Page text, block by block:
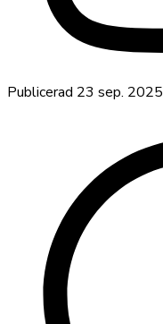
Publicerad 23 sep. 2025